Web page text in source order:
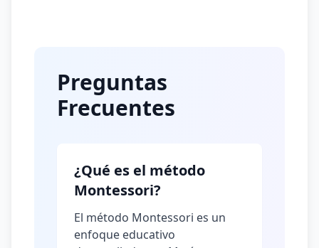
Preguntas
Frecuentes
¿Qué es el método
Montessori?
El método Montessori es un
enfoque educativo